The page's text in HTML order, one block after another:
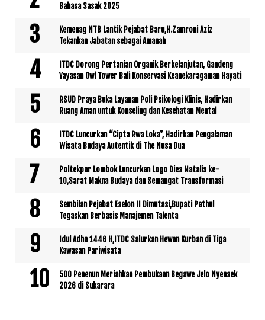
Bahasa Sasak 2025
Kemenag NTB Lantik Pejabat Baru,H.Zamroni Aziz
Tekankan Jabatan sebagai Amanah
ITDC Dorong Pertanian Organik Berkelanjutan, Gandeng
Yayasan Owl Tower Bali Konservasi Keanekaragaman Hayati
RSUD Praya Buka Layanan Poli Psikologi Klinis, Hadirkan
Ruang Aman untuk Konseling dan Kesehatan Mental
ITDC Luncurkan “Cipta Rwa Loka”, Hadirkan Pengalaman
Wisata Budaya Autentik di The Nusa Dua
Poltekpar Lombok Luncurkan Logo Dies Natalis ke-
10,Sarat Makna Budaya dan Semangat Transformasi
Sembilan Pejabat Eselon II Dimutasi,Bupati Pathul
Tegaskan Berbasis Manajemen Talenta
Idul Adha 1446 H,ITDC Salurkan Hewan Kurban di Tiga
Kawasan Pariwisata
500 Penenun Meriahkan Pembukaan Begawe Jelo Nyensek
2026 di Sukarara